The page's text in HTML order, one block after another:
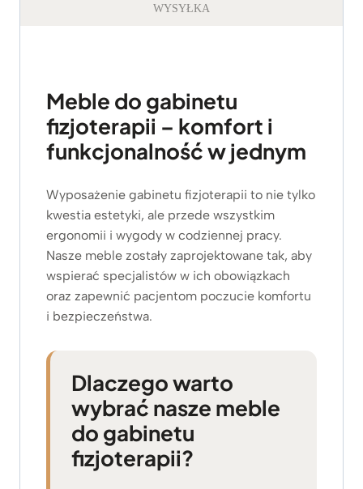
WYSYŁKA
Meble do gabinetu
fizjoterapii – komfort i
funkcjonalność w jednym
Wyposażenie gabinetu fizjoterapii to nie tylko
kwestia estetyki, ale przede wszystkim
ergonomii i wygody w codziennej pracy.
Nasze meble zostały zaprojektowane tak, aby
wspierać specjalistów w ich obowiązkach
oraz zapewnić pacjentom poczucie komfortu
i bezpieczeństwa.
Dlaczego warto
wybrać nasze meble
do gabinetu
fizjoterapii?